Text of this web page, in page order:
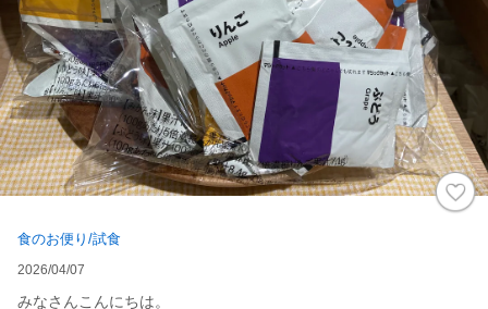
食のお便り/試食
2026/04/07
みなさんこんにちは。